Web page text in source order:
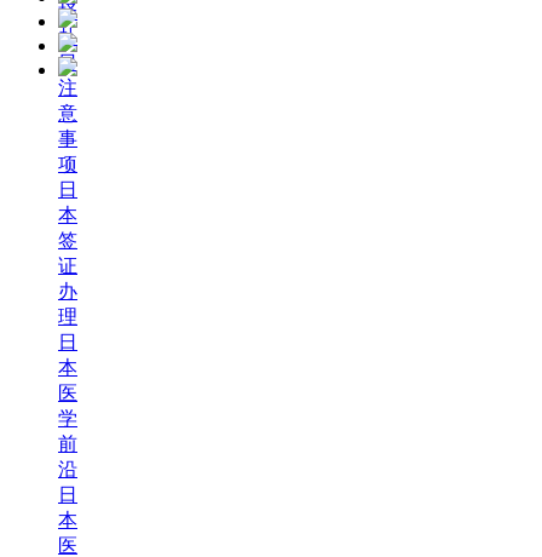
择
赴
日
注
意
事
项
日
本
签
证
办
理
日
本
医
学
前
沿
日
本
医